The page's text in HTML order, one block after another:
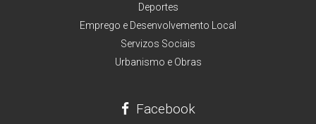
Deportes
Emprego e Desenvolvemento Local
Servizos Sociais
Urbanismo e Obras
Facebook